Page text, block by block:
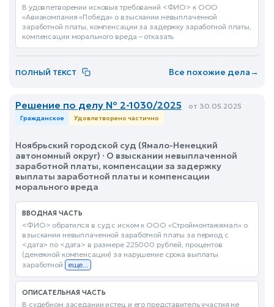
В удовлетворении исковых требований <ФИО> к ООО
«Авиакомпания «Победа» о взыскании невыплаченной
заработной платы, компенсации за задержку заработной платы,
компенсации морального вреда – отказать
ПОЛНЫЙ ТЕКСТ Все похожие дела→
Решение по делу № 2-1030/2025 от 30.05.2025
Гражданское Удовлетворено частично
Ноябрьский городской суд (Ямало-Ненецкий
автономный округ) · О взыскании невыплаченной
заработной платы, компенсации за задержку
выплаты заработной платы и компенсации
морального вреда
ВВОДНАЯ ЧАСТЬ
<ФИО> обратился в суд с иском к ООО «Строймонтажямал» о
взыскании невыплаченной заработной платы за период с
<дата> по <дата> в размере 225000 рублей, процентов
(денежной компенсации) за нарушение срока выплаты
заработной
еще...
ОПИСАТЕЛЬНАЯ ЧАСТЬ
В судебном заседании истец и его представитель участия не